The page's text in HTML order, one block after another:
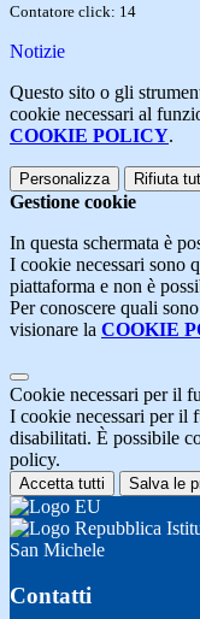
Contatore click: 14
Notizie
Questo sito o gli
cookie necessari al
COOKIE POLICY.
Personalizza Rifiuta
Gestione cookie
In questa schermata è
I cookie necessari sono
piattaforma e non è
Per conoscere quali
visionare la COOKIE
Cookie necessari per il
I cookie necessari per il
disabilitati. È possibile
policy.
Accetta tutti Salva le
San Michele
Contatti